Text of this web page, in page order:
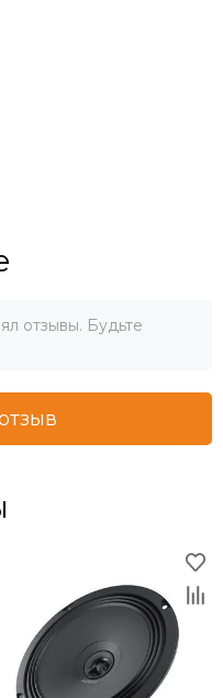
отзывы. Будьте